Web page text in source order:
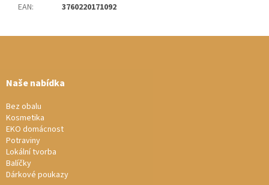
EAN: 3760220171092
Naše nabídka
Bez obalu
Kosmetika
EKO domácnost
Potraviny
Lokální tvorba
Balíčky
Dárkové poukazy